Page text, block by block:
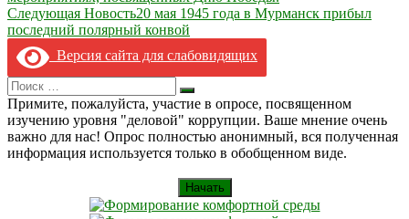
по
записям
Следующая Новость20 мая 1945 года в Мурманск прибыл
последний полярный конвой
Версия сайта для слабовидящих
Search
for:
Искать
Примите, пожалуйста, участие в опросе, посвященном
изучению уровня "деловой" коррупции. Ваше мнение очень
важно для нас! Опрос полностью анонимный, вся полученная
информация используется только в обобщенном виде.
Начать